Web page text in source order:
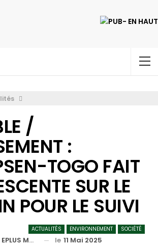
/
:
TOGO FAIT
SUR LE
POUR LE SUIVI
ACTUALITÉS ENVIRONNEMENT SOCIÉTÉ
EPLUS MEDIA TV le 11 Mai 2025